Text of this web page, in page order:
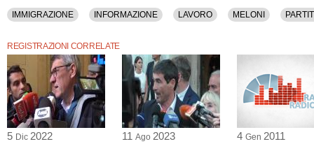
IMMIGRAZIONE INFORMAZIONE LAVORO MELONI
REGISTRAZIONI CORRELATE
5 Dic 2022 11 Ago 2023 4 Gen 2011